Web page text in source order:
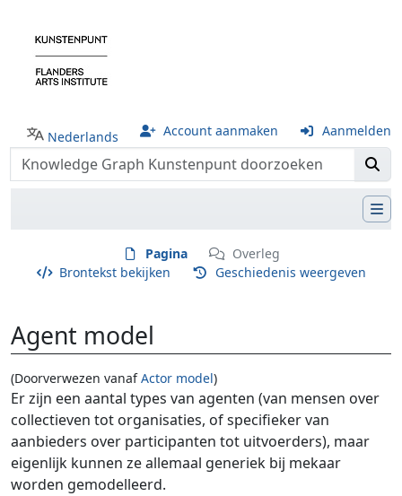
Nederlands Account aanmaken Aanmelden
Pagina
Overleg
Brontekst bekijken
Geschiedenis weergeven
Agent model
(Doorverwezen vanafActor model)
Ga naar:navigatie ,zoeken
Er zijn een aantal types van agenten (van mensen over
collectieven tot organisaties, of specifieker van
aanbieders over participanten tot uitvoerders), maar
eigenlijk kunnen ze allemaal generiek bij mekaar
worden gemodelleerd.